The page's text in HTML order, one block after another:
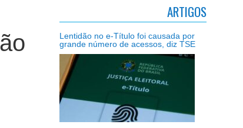
ARTIGOS
Lentidão no e-Título foi causada por
grande número de acessos, diz TSE